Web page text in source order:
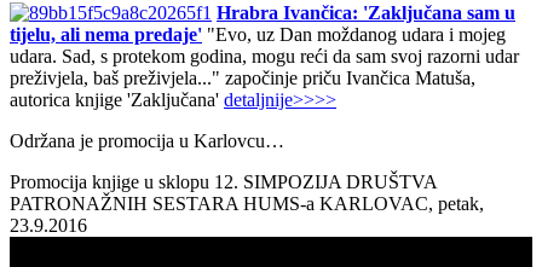
Hrabra Ivančica: 'Zaključana sam u
tijelu, ali nema predaje' "Evo, uz Dan moždanog udara i mojeg
udara. Sad, s protekom godina, mogu reći da sam svoj razorni udar
preživjela, baš preživjela..." započinje priču Ivančica Matuša,
autorica knjige 'Zaključana' detaljnije>>>>
Održana je promocija u Karlovcu…
Promocija knjige u sklopu 12. SIMPOZIJA DRUŠTVA
PATRONAŽNIH SESTARA HUMS-a KARLOVAC, petak,
23.9.2016